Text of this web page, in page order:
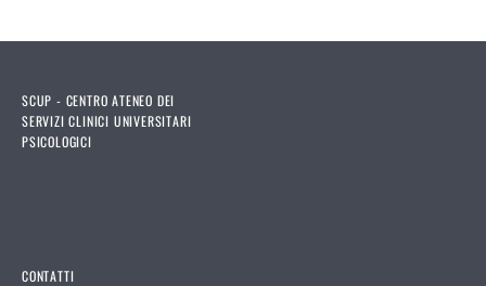
SCUP - CENTRO ATENEO DEI
SERVIZI CLINICI UNIVERSITARI
PSICOLOGICI
CONTATTI